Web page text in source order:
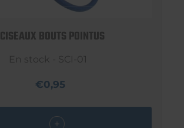
CISEAUX BOUTS POINTUS
En stock - SCI-01
€0,95